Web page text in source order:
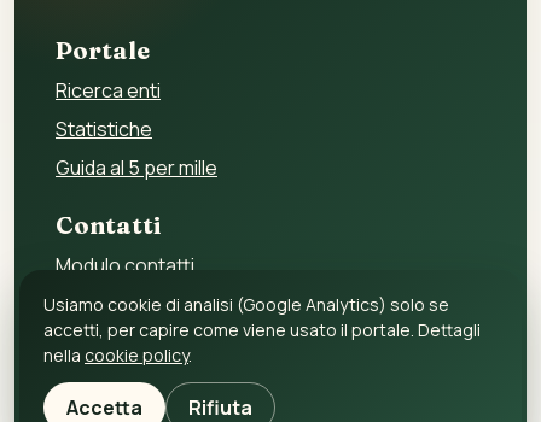
Portale
Ricerca enti
Statistiche
Guida al 5 per mille
Contatti
Modulo contatti
Per gli enti
Per i fornitori
Privacy policy
Usiamo cookie di analisi (Google Analytics) solo se
accetti, per capire come viene usato il portale. Dettagli
nella cookie policy.
Accetta Rifiuta